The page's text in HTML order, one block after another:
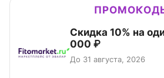
Скидка 10% на
000 ₽
До 31 августа, 2026